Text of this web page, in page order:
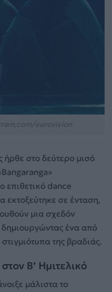
ήρθε στο δεύτερο μισό
επιθετικό dance
σε ένταση,
μια σχεδόν
ένα από
της βραδιάς.
Β’ Ημιτελικό
μάλιστα το